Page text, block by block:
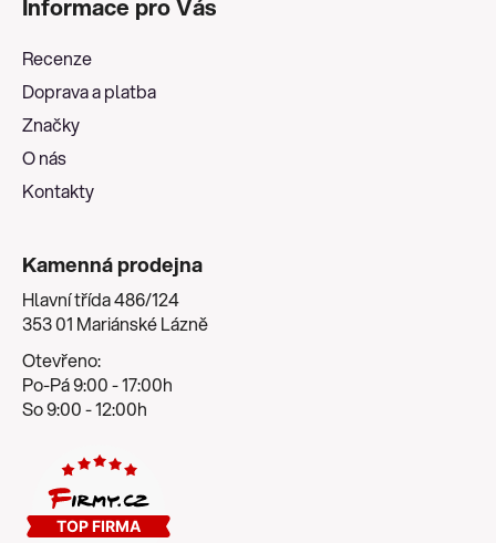
Informace pro Vás
Recenze
Doprava a platba
Značky
O nás
Kontakty
Kamenná prodejna
Hlavní třída 486/124
353 01 Mariánské Lázně
Otevřeno:
Po-Pá 9:00 - 17:00h
So 9:00 - 12:00h